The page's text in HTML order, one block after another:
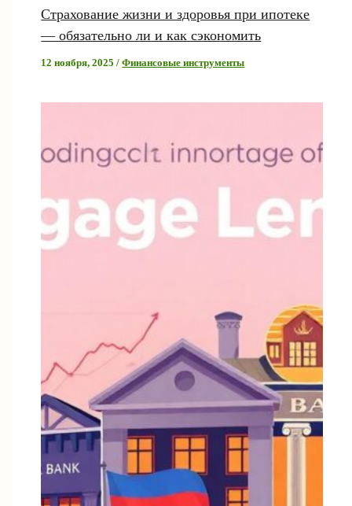
Страхование жизни и здоровья при ипотеке
— обязательно ли и как сэкономить
12 ноября, 2025/Финансовые инструменты